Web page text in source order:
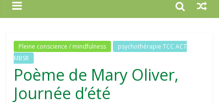
Pleine conscience / mindfulness
psychothérapie TCC ACT
MBSR
Poème de Mary Oliver,
Journée d’été